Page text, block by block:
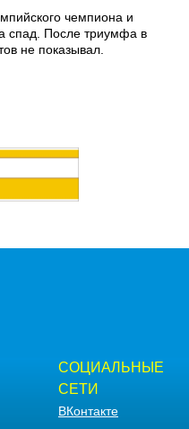
чемпиона и
спад. После триумфа в
не показывал.
СОЦИАЛЬНЫЕ
СЕТИ
ВКонтакте